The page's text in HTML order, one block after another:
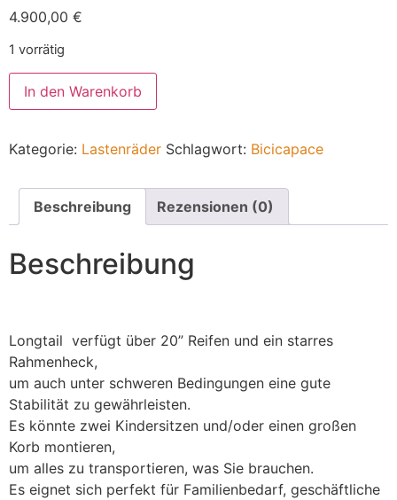
4.900,00 €
1 vorrätig
In den Warenkorb
Kategorie: Lastenräder Schlagwort: Bicicapace
Beschreibung Rezensionen (0)
Beschreibung
Longtail verfügt über 20” Reifen und ein starres
Rahmenheck,
um auch unter schweren Bedingungen eine gute
Stabilität zu gewährleisten.
Es könnte zwei Kindersitzen und/oder einen großen
Korb montieren,
um alles zu transportieren, was Sie brauchen.
Es eignet sich perfekt für Familienbedarf, geschäftliche